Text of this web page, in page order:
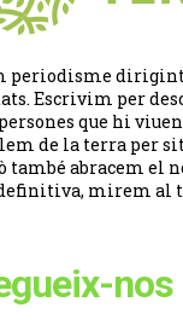
periodisme dirigint
Escrivim per
que hi
de la terra per
també abracem el
mirem al
nos